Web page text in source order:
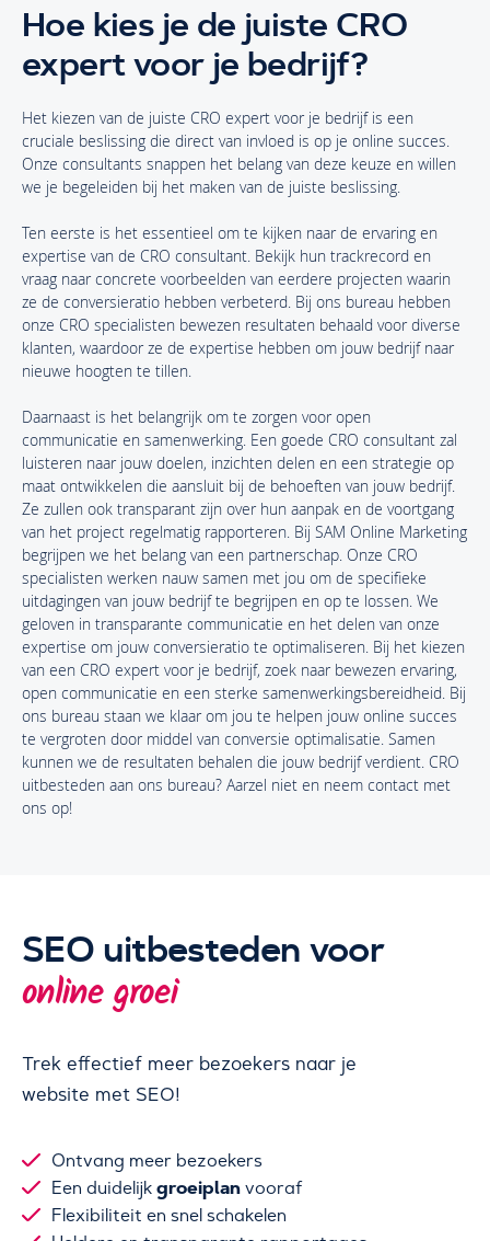
Hoe kies je de juiste CRO
expert voor je bedrijf?
Het kiezen van de juiste CRO expert voor je bedrijf is een
cruciale beslissing die direct van invloed is op je online succes.
Onze consultants snappen het belang van deze keuze en willen
we je begeleiden bij het maken van de juiste beslissing.
Ten eerste is het essentieel om te kijken naar de ervaring en
expertise van de CRO consultant. Bekijk hun trackrecord en
vraag naar concrete voorbeelden van eerdere projecten waarin
ze de conversieratio hebben verbeterd. Bij ons bureau hebben
onze CRO specialisten bewezen resultaten behaald voor diverse
klanten, waardoor ze de expertise hebben om jouw bedrijf naar
nieuwe hoogten te tillen.
Daarnaast is het belangrijk om te zorgen voor open
communicatie en samenwerking. Een goede CRO consultant zal
luisteren naar jouw doelen, inzichten delen en een strategie op
maat ontwikkelen die aansluit bij de behoeften van jouw bedrijf.
Ze zullen ook transparant zijn over hun aanpak en de voortgang
van het project regelmatig rapporteren. Bij SAM Online Marketing
begrijpen we het belang van een partnerschap. Onze CRO
specialisten werken nauw samen met jou om de specifieke
uitdagingen van jouw bedrijf te begrijpen en op te lossen. We
geloven in transparante communicatie en het delen van onze
expertise om jouw conversieratio te optimaliseren. Bij het kiezen
van een CRO expert voor je bedrijf, zoek naar bewezen ervaring,
open communicatie en een sterke samenwerkingsbereidheid. Bij
ons bureau staan we klaar om jou te helpen jouw online succes
te vergroten door middel van conversie optimalisatie. Samen
kunnen we de resultaten behalen die jouw bedrijf verdient. CRO
uitbesteden aan ons bureau? Aarzel niet en neem contact met
ons op!
SEO uitbesteden voor
online groei
Trek effectief meer bezoekers naar je
website met SEO!
Ontvang meer bezoekers
Een duidelijkgroeiplan vooraf
Flexibiliteit en snel schakelen